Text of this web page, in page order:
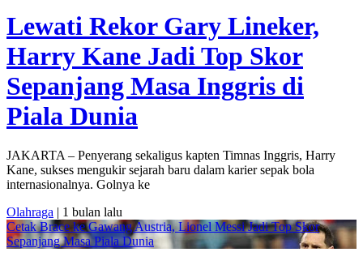
Lewati Rekor Gary Lineker,
Harry Kane Jadi Top Skor
Sepanjang Masa Inggris di
Piala Dunia
JAKARTA – Penyerang sekaligus kapten Timnas Inggris, Harry
Kane, sukses mengukir sejarah baru dalam karier sepak bola
internasionalnya. Golnya ke
Olahraga | 1 bulan lalu
Cetak Brace ke Gawang Austria, Lionel Messi Jadi Top Skor
Sepanjang Masa Piala Dunia